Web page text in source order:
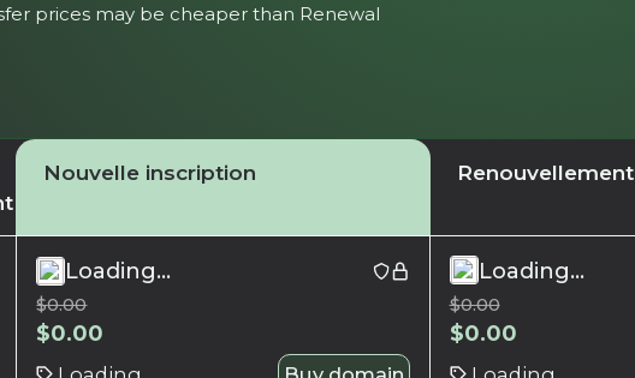
prices may be cheaper than Renewal
Nouvelle inscription Renouvellement
Loading...
$0.00
$0.00
Loading...
$0.00
$0.00